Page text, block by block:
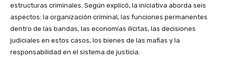
estructuras criminales. Según explicó, la iniciativa aborda seis
aspectos: la organización criminal, las funciones permanentes
dentro de las bandas, las economías ilícitas, las decisiones
judiciales en estos casos, los bienes de las mafias y la
responsabilidad en el sistema de justicia.